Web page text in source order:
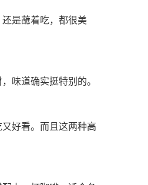
是蘸着吃，都很美
味道确实挺特别的。
好看。而且这两种高